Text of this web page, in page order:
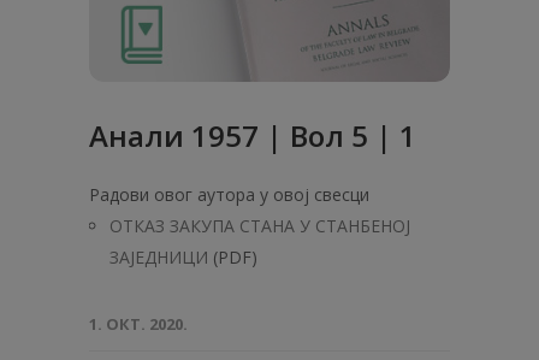
Анaли 1957 | Вол 5 | 1
Радови овог аутора у овој свесци
ОТКАЗ ЗАКУПА СТАНА У СТАНБЕНОЈ
ЗАЈЕДНИЦИ (PDF)
1. ОКТ. 2020.